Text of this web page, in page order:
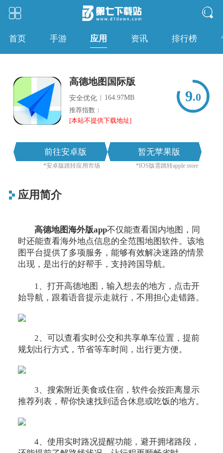
首页 手游 应用 资讯 排行榜
高德地图国际版
安全优化 | 164.97MB
推荐指数：
[本站不提供下载地址]
9.0
前往安卓版 暂无苹果版
*安卓版跳转应用市场 *IOS版需跳转apple store
应用简介
高德地图海外版app不仅能查看国内地图，同
时还能查看海外地点信息的全范围地图软件。该地
图平台提供了多项服务，能够有效解决迷路的情景
出现，是出行的好帮手，支持跨国导航。
1、打开高德地图，输入想去的地方，点击开
始导航，跟着语音提示走就行，不用担心走错路。
2、可以查看实时公交和共享单车位置，提前
规划出行方式，节省等车时间，出行更方便。
3、搜索附近美食或住宿，软件会按距离显示
推荐列表，帮你快速找到适合休息或吃饭的地方。
4、使用实时路况提醒功能，避开拥堵路段，